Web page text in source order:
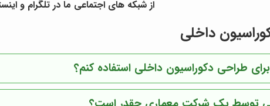
از شبکه های اجتماعی ما در تلگرام و
داخلی
طراحی دکوراسیون داخلی استفاده کنم؟